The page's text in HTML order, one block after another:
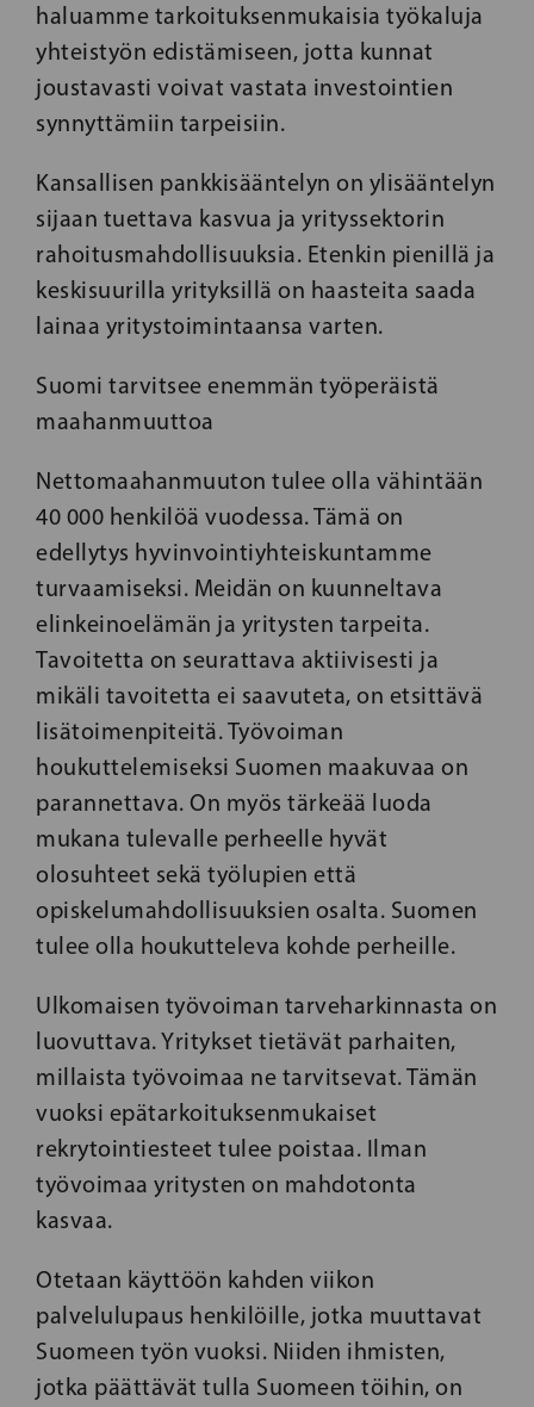
haluamme tarkoituksenmukaisia työkaluja
yhteistyön edistämiseen, jotta kunnat
joustavasti voivat vastata investointien
synnyttämiin tarpeisiin.
Kansallisen pankkisääntelyn on ylisääntelyn
sijaan tuettava kasvua ja yrityssektorin
rahoitusmahdollisuuksia. Etenkin pienillä ja
keskisuurilla yrityksillä on haasteita saada
lainaa yritystoimintaansa varten.
Suomi tarvitsee enemmän työperäistä
maahanmuuttoa
Nettomaahanmuuton tulee olla vähintään
40 000 henkilöä vuodessa. Tämä on
edellytys hyvinvointiyhteiskuntamme
turvaamiseksi. Meidän on kuunneltava
elinkeinoelämän ja yritysten tarpeita.
Tavoitetta on seurattava aktiivisesti ja
mikäli tavoitetta ei saavuteta, on etsittävä
lisätoimenpiteitä. Työvoiman
houkuttelemiseksi Suomen maakuvaa on
parannettava. On myös tärkeää luoda
mukana tulevalle perheelle hyvät
olosuhteet sekä työlupien että
opiskelumahdollisuuksien osalta. Suomen
tulee olla houkutteleva kohde perheille.
Ulkomaisen työvoiman tarveharkinnasta on
luovuttava. Yritykset tietävät parhaiten,
millaista työvoimaa ne tarvitsevat. Tämän
vuoksi epätarkoituksenmukaiset
rekrytointiesteet tulee poistaa. Ilman
työvoimaa yritysten on mahdotonta
kasvaa.
Otetaan käyttöön kahden viikon
palvelulupaus henkilöille, jotka muuttavat
Suomeen työn vuoksi. Niiden ihmisten,
jotka päättävät tulla Suomeen töihin, on